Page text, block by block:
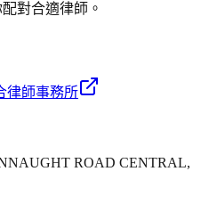
對合適律師。
律師事務所
ROAD CENTRAL,